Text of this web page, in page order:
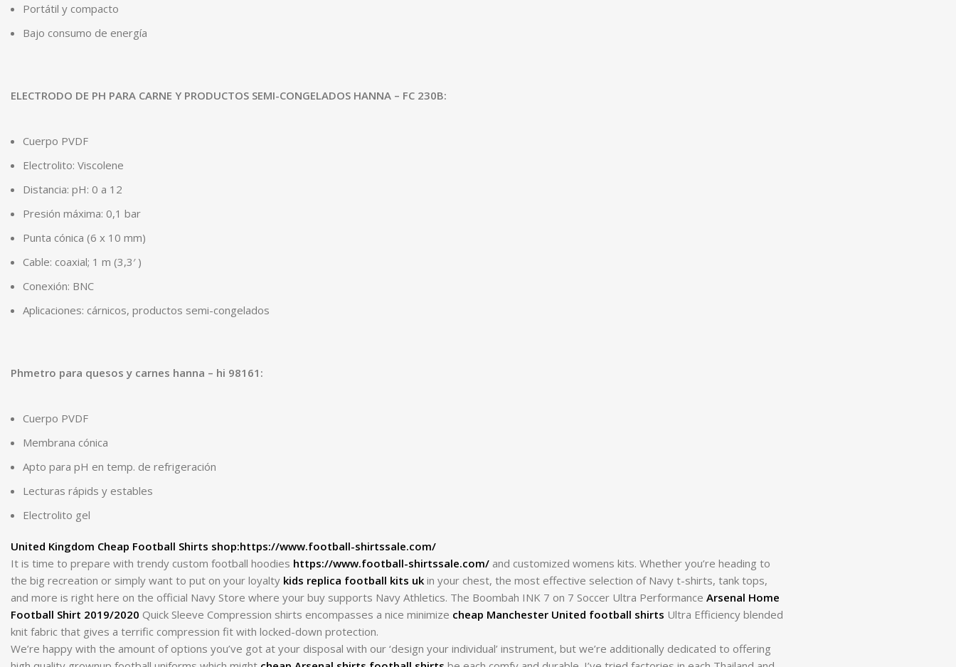
Portátil y compacto
Bajo consumo de energía
ELECTRODO DE PH PARA CARNE Y PRODUCTOS SEMI-CONGELADOS HANNA – FC 230B:
Cuerpo PVDF
Electrolito: Viscolene
Distancia: pH: 0 a 12
Presión máxima: 0,1 bar
Punta cónica (6 x 10 mm)
Cable: coaxial; 1 m (3,3′ )
Conexión: BNC
Aplicaciones: cárnicos, productos semi-congelados
Phmetro para quesos y carnes hanna – hi 98161:
Cuerpo PVDF
Membrana cónica
Apto para pH en temp. de refrigeración
Lecturas rápids y estables
Electrolito gel
United Kingdom Cheap Football Shirts shop:https://www.football-shirtssale.com/
It is time to prepare with trendy custom football hoodies https://www.football-shirtssale.com/ and customized womens kits. Whether you’re heading to
the big recreation or simply want to put on your loyalty kids replica football kits uk in your chest, the most effective selection of Navy t-shirts, tank tops,
and more is right here on the official Navy Store where your buy supports Navy Athletics. The Boombah INK 7 on 7 Soccer Ultra Performance Arsenal Home
Football Shirt 2019/2020 Quick Sleeve Compression shirts encompasses a nice minimize cheap Manchester United football shirts Ultra Efficiency blended
knit fabric that gives a terrific compression fit with locked-down protection.
We’re happy with the amount of options you’ve got at your disposal with our ‘design your individual’ instrument, but we’re additionally dedicated to offering